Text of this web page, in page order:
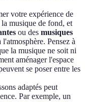
votre expérience de
musique de fond, et
ou des musiques
Pensez à
la musique ne soit ni
aménager l'espace
se poser entre les
adaptés peut
Par exemple, un